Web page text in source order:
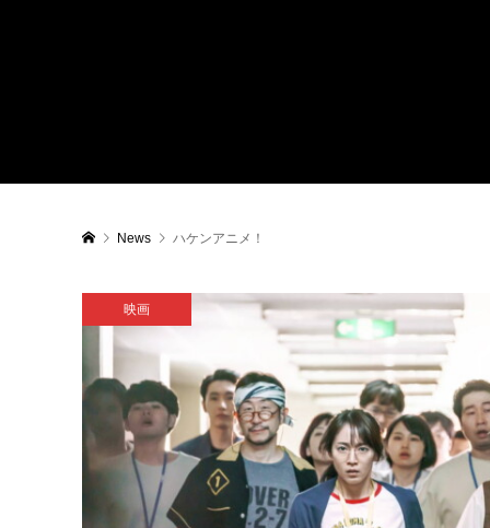
News ハケンアニメ！
映画